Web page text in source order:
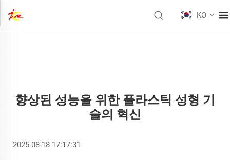
KO
향상된 성능을 위한 플라스틱 성형 기
술의 혁신
2025-08-18 17:17:31